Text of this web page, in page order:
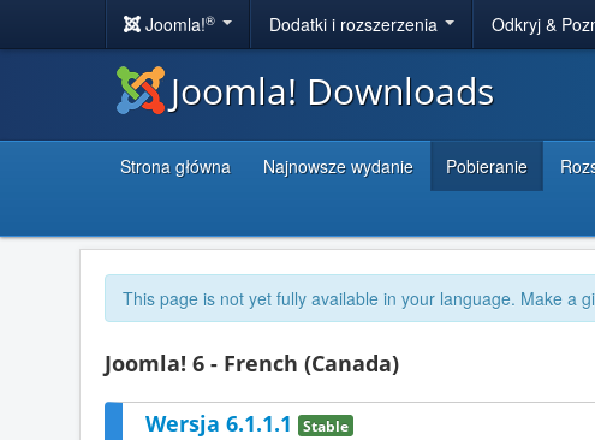
Joomla!® Dodatki i rozszerzenia Odkryj &
Joomla! Downloads
Strona główna Najnowsze wydanie Pobieranie
This page is not yet fully available in your language. Make a
Joomla! 6 - French (Canada)
Wersja 6.1.1.1 Stable